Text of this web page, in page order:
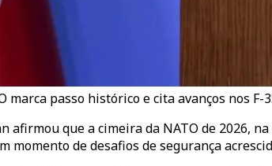
marca passo histórico e cita avanços nos F-
afirmou que a cimeira da NATO de 2026,
momento de desafios de segurança